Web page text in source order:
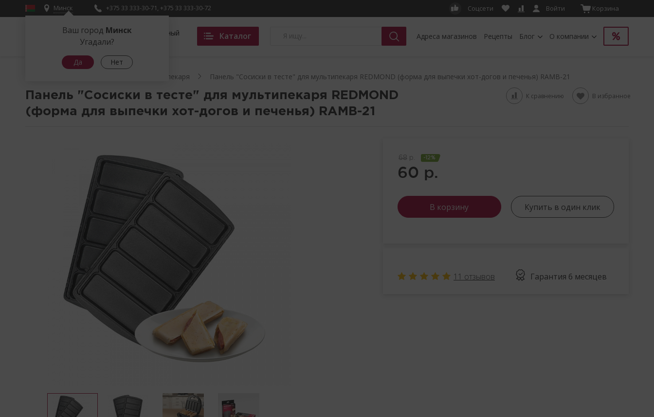
Ваш город Минск
Угадали?
Да Нет
Минск +375 33 333-30-71, +375 33 333-30-72 Соцсети Войти Корзина
Фирменный Каталог Адреса магазинов Рецепты Блог О компании
Сменные панели для мультипекаря Панель "Сосиски в тесте" для мультипекаря REDMOND (форма для выпечки хот-догов и печенья) RAMB-21
Панель "Сосиски в тесте" для мультипекаря REDMOND
(форма для выпечки хот-догов и печенья)
RAMB-21
К сравнению В избранное
60 р.
68 р. -12%
В корзину Купить в один клик
11 отзывов Гарантия 6 месяцев